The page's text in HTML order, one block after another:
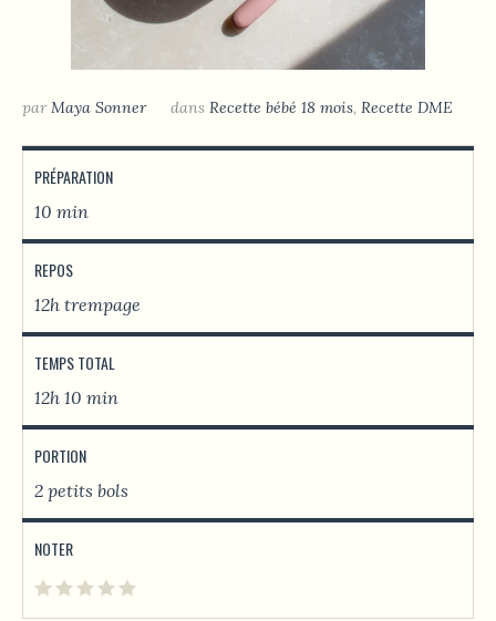
parMaya Sonner dans Recette bébé 18 mois, Recette DME
PRÉPARATION
10 min
REPOS
12h trempage
TEMPS TOTAL
12h 10 min
PORTION
2 petits bols
NOTER